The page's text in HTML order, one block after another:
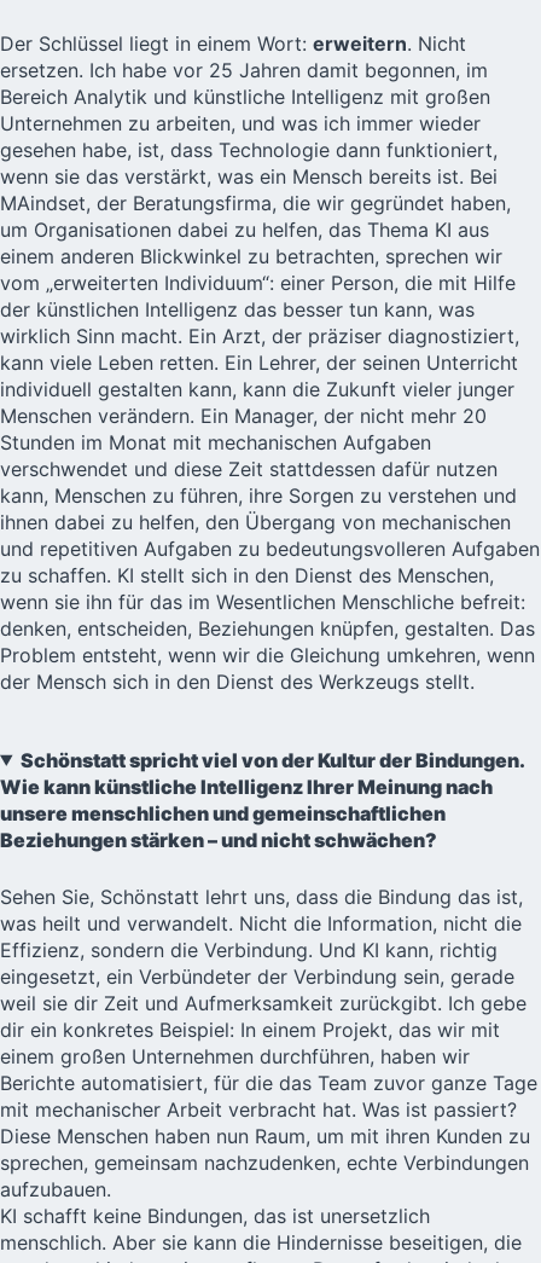
Der Schlüssel liegt in einem Wort: erweitern. Nicht
ersetzen. Ich habe vor 25 Jahren damit begonnen, im
Bereich Analytik und künstliche Intelligenz mit großen
Unternehmen zu arbeiten, und was ich immer wieder
gesehen habe, ist, dass Technologie dann funktioniert,
wenn sie das verstärkt, was ein Mensch bereits ist. Bei
MAindset, der Beratungsfirma, die wir gegründet haben,
um Organisationen dabei zu helfen, das Thema KI aus
einem anderen Blickwinkel zu betrachten, sprechen wir
vom „erweiterten Individuum“: einer Person, die mit Hilfe
der künstlichen Intelligenz das besser tun kann, was
wirklich Sinn macht. Ein Arzt, der präziser diagnostiziert,
kann viele Leben retten. Ein Lehrer, der seinen Unterricht
individuell gestalten kann, kann die Zukunft vieler junger
Menschen verändern. Ein Manager, der nicht mehr 20
Stunden im Monat mit mechanischen Aufgaben
verschwendet und diese Zeit stattdessen dafür nutzen
kann, Menschen zu führen, ihre Sorgen zu verstehen und
ihnen dabei zu helfen, den Übergang von mechanischen
und repetitiven Aufgaben zu bedeutungsvolleren Aufgaben
zu schaffen. KI stellt sich in den Dienst des Menschen,
wenn sie ihn für das im Wesentlichen Menschliche befreit:
denken, entscheiden, Beziehungen knüpfen, gestalten. Das
Problem entsteht, wenn wir die Gleichung umkehren, wenn
der Mensch sich in den Dienst des Werkzeugs stellt.
Schönstatt spricht viel von der Kultur der Bindungen.
Wie kann künstliche Intelligenz Ihrer Meinung nach
unsere menschlichen und gemeinschaftlichen
Beziehungen stärken – und nicht schwächen?
Sehen Sie, Schönstatt lehrt uns, dass die Bindung das ist,
was heilt und verwandelt. Nicht die Information, nicht die
Effizienz, sondern die Verbindung. Und KI kann, richtig
eingesetzt, ein Verbündeter der Verbindung sein, gerade
weil sie dir Zeit und Aufmerksamkeit zurückgibt. Ich gebe
dir ein konkretes Beispiel: In einem Projekt, das wir mit
einem großen Unternehmen durchführen, haben wir
Berichte automatisiert, für die das Team zuvor ganze Tage
mit mechanischer Arbeit verbracht hat. Was ist passiert?
Diese Menschen haben nun Raum, um mit ihren Kunden zu
sprechen, gemeinsam nachzudenken, echte Verbindungen
aufzubauen.
KI schafft keine Bindungen, das ist unersetzlich
menschlich. Aber sie kann die Hindernisse beseitigen, die